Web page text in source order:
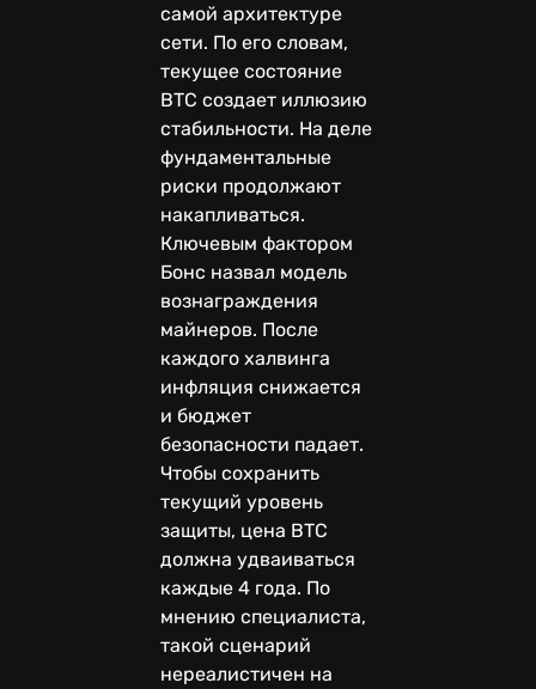
самой архитектуре
сети. По его словам,
текущее состояние
BTC создает иллюзию
стабильности. На деле
фундаментальные
риски продолжают
накапливаться.
Ключевым фактором
Бонс назвал модель
вознаграждения
майнеров. После
каждого халвинга
инфляция снижается
и бюджет
безопасности падает.
Чтобы сохранить
текущий уровень
защиты, цена BTC
должна удваиваться
каждые 4 года. По
мнению специалиста,
такой сценарий
нереалистичен на